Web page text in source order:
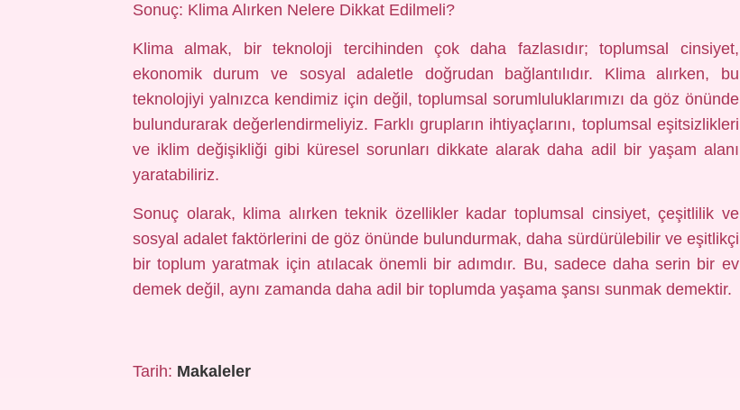
Sonuç: Klima Alırken Nelere Dikkat Edilmeli?
Klima almak, bir teknoloji tercihinden çok daha fazlasıdır; toplumsal cinsiyet,
ekonomik durum ve sosyal adaletle doğrudan bağlantılıdır. Klima alırken, bu
teknolojiyi yalnızca kendimiz için değil, toplumsal sorumluluklarımızı da göz önünde
bulundurarak değerlendirmeliyiz. Farklı grupların ihtiyaçlarını, toplumsal eşitsizlikleri
ve iklim değişikliği gibi küresel sorunları dikkate alarak daha adil bir yaşam alanı
yaratabiliriz.
Sonuç olarak, klima alırken teknik özellikler kadar toplumsal cinsiyet, çeşitlilik ve
sosyal adalet faktörlerini de göz önünde bulundurmak, daha sürdürülebilir ve eşitlikçi
bir toplum yaratmak için atılacak önemli bir adımdır. Bu, sadece daha serin bir ev
demek değil, aynı zamanda daha adil bir toplumda yaşama şansı sunmak demektir.
Tarih: Makaleler